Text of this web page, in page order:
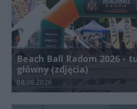
Beach Ball Radom 2026 -
główny (zdjęcia)
Data dodania galerii:
08.08.2026